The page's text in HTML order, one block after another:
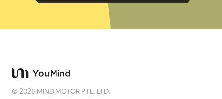
©2026 MIND MOTOR PTE. LTD.